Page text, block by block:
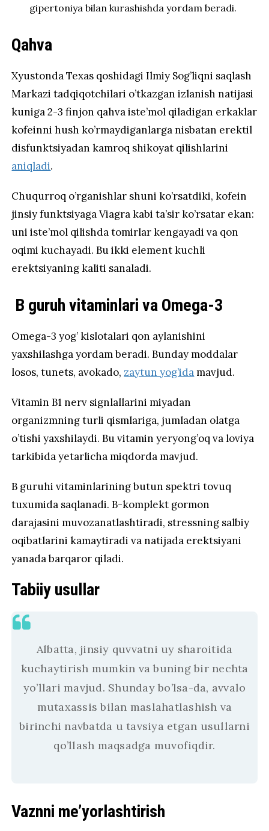
gipertoniya bilan kurashishda yordam beradi.
Qahva
Xyustonda Texas qoshidagi Ilmiy Sog’liqni saqlash
Markazi tadqiqotchilari o’tkazgan izlanish natijasi
kuniga 2-3 finjon qahva iste’mol qiladigan erkaklar
kofeinni hush ko’rmaydiganlarga nisbatan erektil
disfunktsiyadan kamroq shikoyat qilishlarini
aniqladi.
Chuqurroq o’rganishlar shuni ko’rsatdiki, kofein
jinsiy funktsiyaga Viagra kabi ta’sir ko’rsatar ekan:
uni iste’mol qilishda tomirlar kengayadi va qon
oqimi kuchayadi. Bu ikki element kuchli
erektsiyaning kaliti sanaladi.
B guruh vitaminlari va Omega-3
Omega-3 yog’ kislotalari qon aylanishini
yaxshilashga yordam beradi. Bunday moddalar
losos, tunets, avokado, zaytun yog’idamavjud.
Vitamin B1 nerv signlallarini miyadan
organizmning turli qismlariga, jumladan olatga
o’tishi yaxshilaydi. Bu vitamin yeryong’oq va loviya
tarkibida yetarlicha miqdorda mavjud.
B guruhi vitaminlarining butun spektri tovuq
tuxumida saqlanadi. B-komplekt gormon
darajasini muvozanatlashtiradi, stressning salbiy
oqibatlarini kamaytiradi va natijada erektsiyani
yanada barqaror qiladi.
Tabiiy usullar
Albatta, jinsiy quvvatni uy sharoitida
kuchaytirish mumkin va buning bir nechta
yo’llari mavjud. Shunday bo’lsa-da, avvalo
mutaxassis bilan maslahatlashish va
birinchi navbatda u tavsiya etgan usullarni
qo’llash maqsadga muvofiqdir.
Vaznni me’yorlashtirish